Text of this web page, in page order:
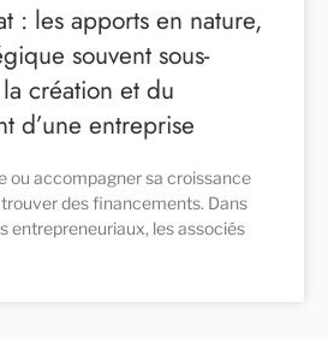
: les apports en nature,
souvent sous-
création et du
d’une entreprise
ou accompagner sa croissance
des financements. Dans
entrepreneuriaux, les associés